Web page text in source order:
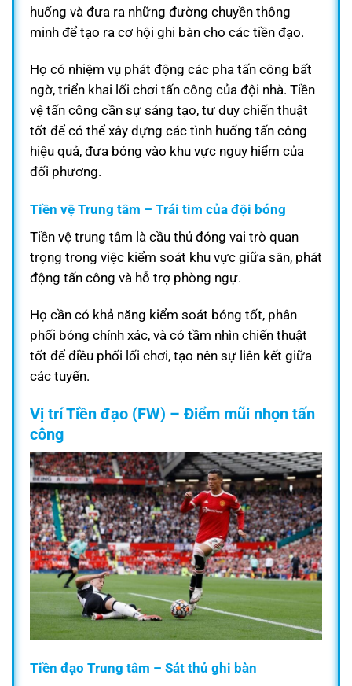
huống và đưa ra những đường chuyền thông
minh để tạo ra cơ hội ghi bàn cho các tiền đạo.
Họ có nhiệm vụ phát động các pha tấn công bất
ngờ, triển khai lối chơi tấn công của đội nhà. Tiền
vệ tấn công cần sự sáng tạo, tư duy chiến thuật
tốt để có thể xây dựng các tình huống tấn công
hiệu quả, đưa bóng vào khu vực nguy hiểm của
đối phương.
Tiền vệ Trung tâm – Trái tim của đội bóng
Tiền vệ trung tâm là cầu thủ đóng vai trò quan
trọng trong việc kiểm soát khu vực giữa sân, phát
động tấn công và hỗ trợ phòng ngự.
Họ cần có khả năng kiểm soát bóng tốt, phân
phối bóng chính xác, và có tầm nhìn chiến thuật
tốt để điều phối lối chơi, tạo nên sự liên kết giữa
các tuyến.
Vị trí Tiền đạo (FW) – Điểm mũi nhọn tấn
công
Tiền đạo Trung tâm – Sát thủ ghi bàn